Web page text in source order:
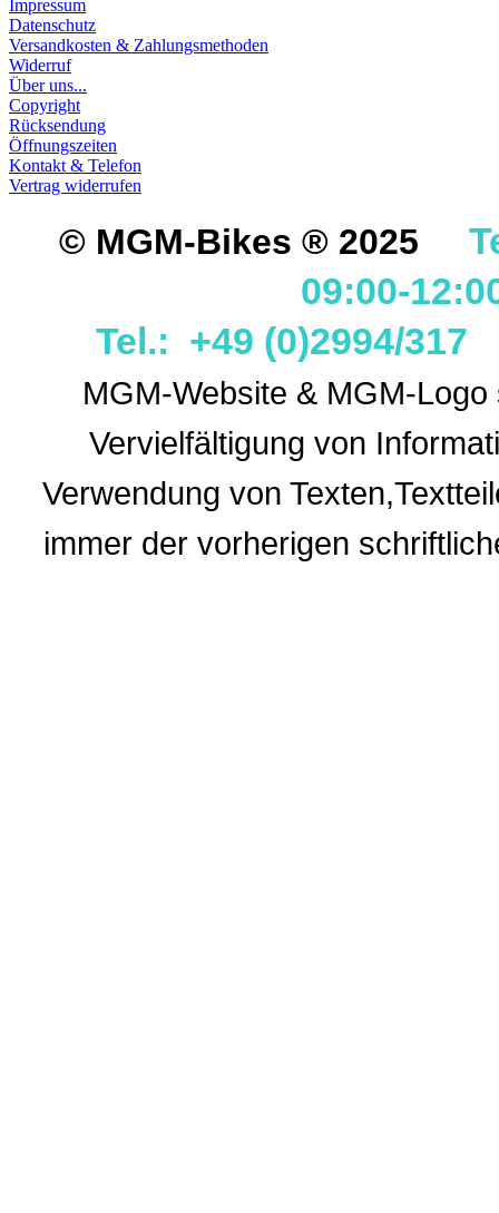
Impressum
Datenschutz
Versandkosten & Zahlungsmethoden
Widerruf
Über uns...
Copyright
Rücksendung
Öffnungszeiten
Kontakt & Telefon
Vertrag widerrufen
© MGM-Bikes ® 2025
09:00-
Tel.: +49 (0)2994/
MGM-Website & MGM-
Vervielfältigung von
Verwendung von
immer der vorherigen